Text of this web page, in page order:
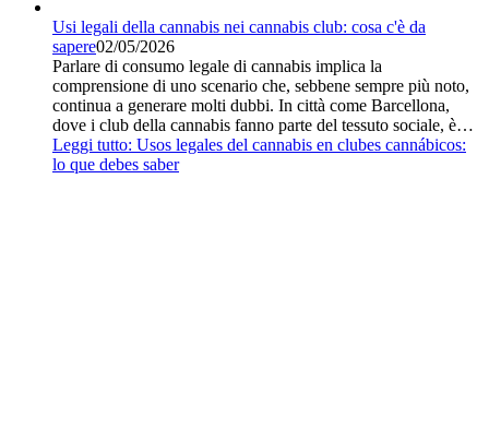
Usi legali della cannabis nei cannabis club: cosa c'è da
sapere02/05/2026
Parlare di consumo legale di cannabis implica la
comprensione di uno scenario che, sebbene sempre più noto,
continua a generare molti dubbi. In città come Barcellona,
dove i club della cannabis fanno parte del tessuto sociale, è…
Leggi tutto: Usos legales del cannabis en clubes cannábicos:
lo que debes saber